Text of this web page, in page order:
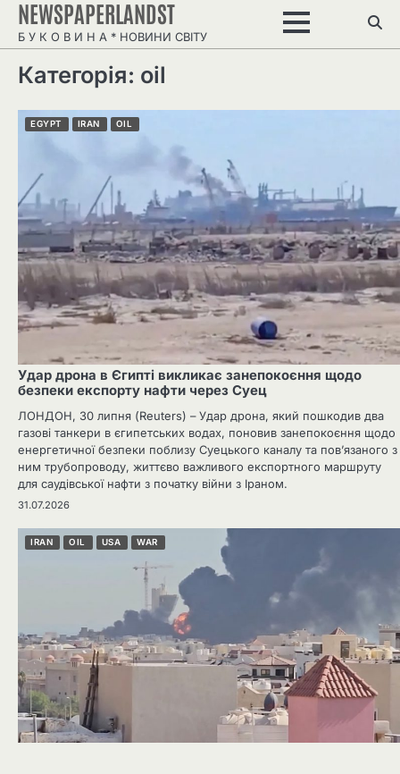
Перейти
вмісту
NEWSPAPERLANDST
Б У К О В И Н А * НОВИНИ СВІТУ
Категорія: oil
EGYPT IRAN OIL
Удар дрона в Єгипті викликає занепокоєння щодо
безпеки експорту нафти через Суец
ЛОНДОН, 30 липня (Reuters) – Удар дрона, який пошкодив два
газові танкери в єгипетських водах, поновив занепокоєння щодо
енергетичної безпеки поблизу Суецького каналу та пов’язаного з
ним трубопроводу, життєво важливого експортного маршруту
для саудівської нафти з початку війни з Іраном.
31.07.2026
IRAN OIL USA WAR